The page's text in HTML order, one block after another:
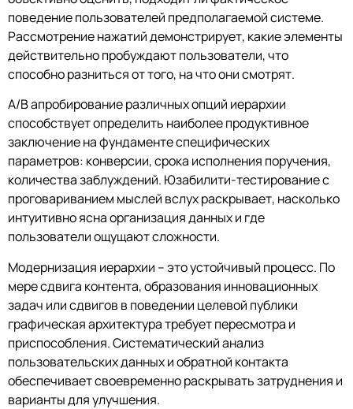
поведение пользователей предполагаемой системе.
Рассмотрение нажатий демонстрирует, какие элементы
действительно пробуждают пользователи, что
способно разниться от того, на что они смотрят.
A/B апробирование различных опций иерархии
способствует определить наиболее продуктивное
заключение на фундаменте специфических
параметров: конверсии, срока исполнения поручения,
количества заблуждений. Юзабилити-тестирование с
проговариванием мыслей вслух раскрывает, насколько
интуитивно ясна организация данных и где
пользователи ощущают сложности.
Модернизация иерархии – это устойчивый процесс. По
мере сдвига контента, образования инновационных
задач или сдвигов в поведении целевой публики
графическая архитектура требует пересмотра и
приспособления. Систематический анализ
пользовательских данных и обратной контакта
обеспечивает своевременно раскрывать затруднения и
варианты для улучшения.